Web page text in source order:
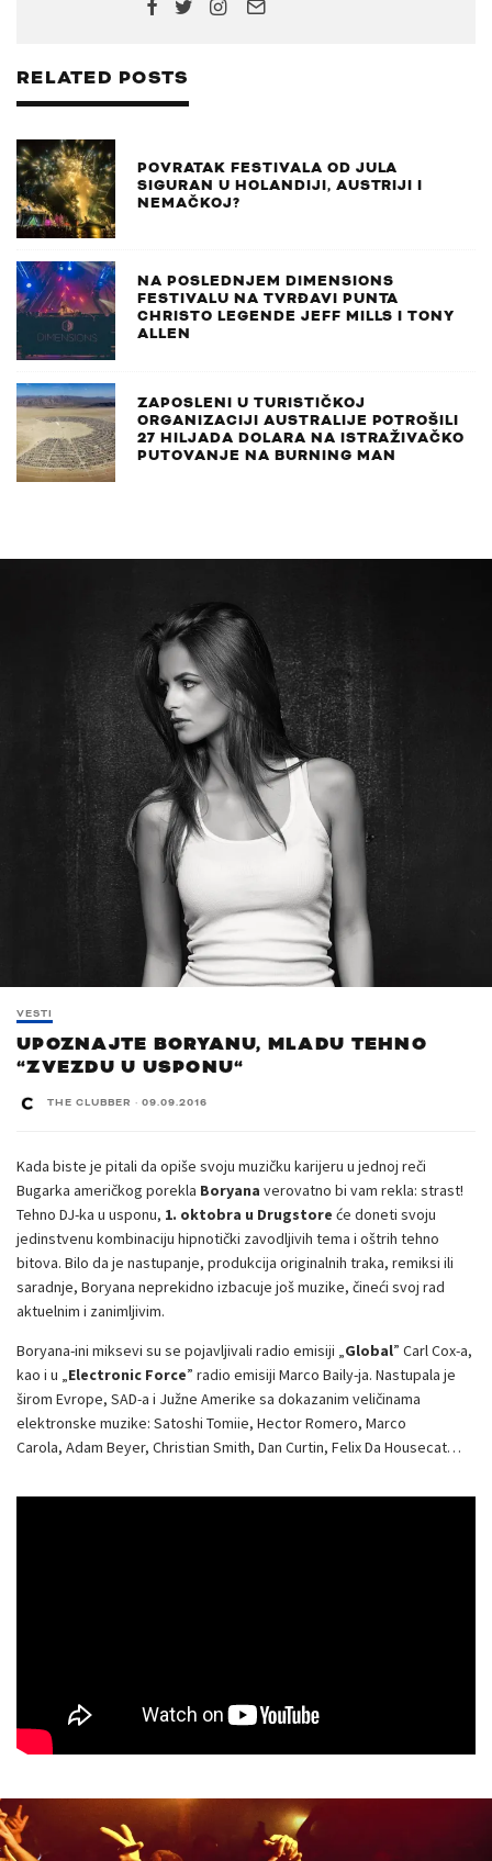
RELATED POSTS
POVRATAK FESTIVALA OD JULA
SIGURAN U HOLANDIJI, AUSTRIJI I
NEMAČKOJ?
NA POSLEDNJEM DIMENSIONS
FESTIVALU NA TVRĐAVI PUNTA
CHRISTO LEGENDE JEFF MILLS I TONY
ALLEN
ZAPOSLENI U TURISTIČKOJ
ORGANIZACIJI AUSTRALIJE POTROŠILI
27 HILJADA DOLARA NA ISTRAŽIVAČKO
PUTOVANJE NA BURNING MAN
VESTI
UPOZNAJTE BORYANU, MLADU TEHNO
“ZVEZDU U USPONU“
THE CLUBBER · 09.09.2016
Kada biste je pitali da opiše svoju muzičku karijeru u jednoj reči
Bugarka američkog porekla Boryana verovatno bi vam rekla: strast!
Tehno DJ-ka u usponu, 1. oktobra u Drugstore će doneti svoju
jedinstvenu kombinaciju hipnotički zavodljivih tema i oštrih tehno
bitova. Bilo da je nastupanje, produkcija originalnih traka, remiksi ili
saradnje, Boryana neprekidno izbacuje još muzike, čineći svoj rad
aktuelnim i zanimljivim.
Boryana-ini miksevi su se pojavljivali radio emisiji „Global” Carl Cox-a,
kao i u „Electronic Force” radio emisiji Marco Baily-ja. Nastupala je
širom Evrope, SAD-a i Južne Amerike sa dokazanim veličinama
elektronske muzike: Satoshi Tomiie, Hector Romero, Marco
Carola, Adam Beyer, Christian Smith, Dan Curtin, Felix Da Housecat…